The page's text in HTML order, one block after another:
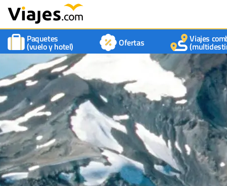
Paquetes
(vuelo y hotel) Ofertas Viajes